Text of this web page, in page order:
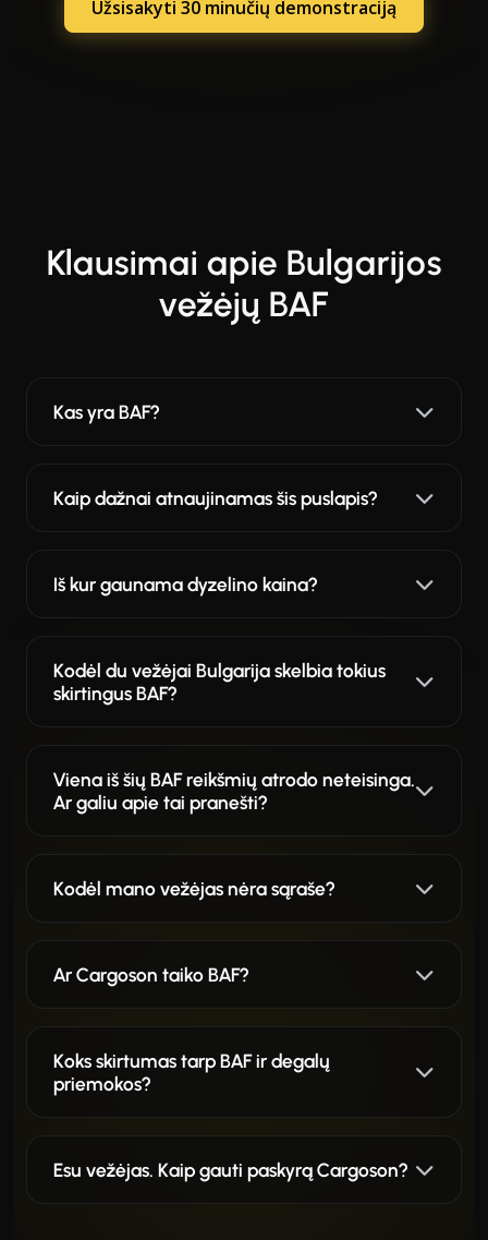
Užsisakyti 30 minučių demonstraciją
Klausimai apie Bulgarijos
vežėjų BAF
Kas yra BAF?
Kaip dažnai atnaujinamas šis puslapis?
Iš kur gaunama dyzelino kaina?
Kodėl du vežėjai Bulgarija skelbia tokius
skirtingus BAF?
Viena iš šių BAF reikšmių atrodo neteisinga.
Ar galiu apie tai pranešti?
Kodėl mano vežėjas nėra sąraše?
Ar Cargoson taiko BAF?
Koks skirtumas tarp BAF ir degalų
priemokos?
Esu vežėjas. Kaip gauti paskyrą Cargoson?